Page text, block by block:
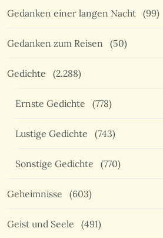
Gedanken einer langen Nacht (99)
Gedanken zum Reisen (50)
Gedichte (2.288)
Ernste Gedichte (778)
Lustige Gedichte (743)
Sonstige Gedichte (770)
Geheimnisse (603)
Geist und Seele (491)